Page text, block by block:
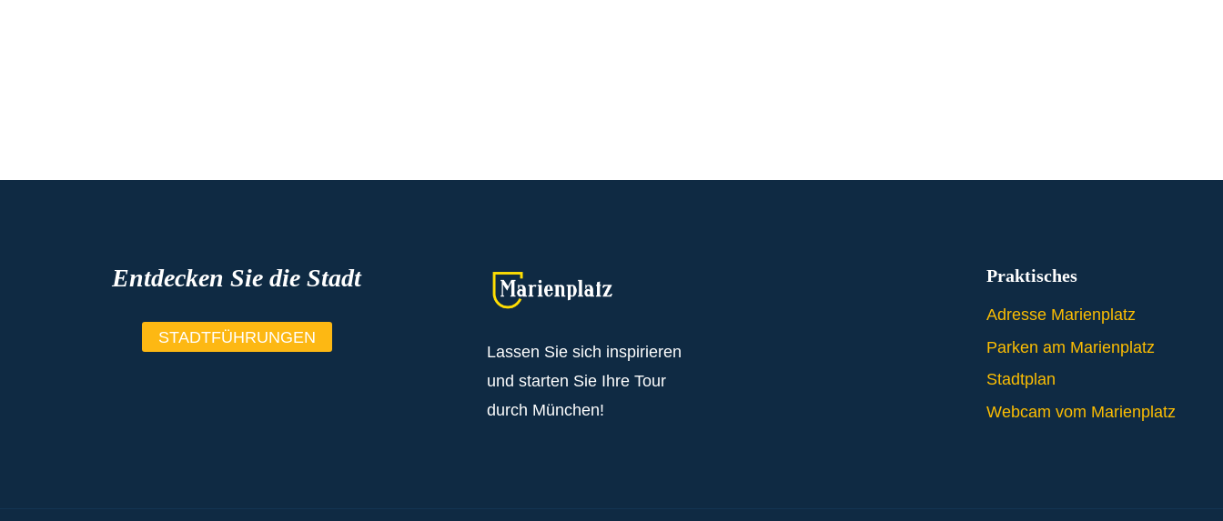
Entdecken Sie die Stadt
STADTFÜHRUNGEN
Lassen Sie sich inspirieren
und starten Sie Ihre Tour
durch München!
Praktisches
Adresse Marienplatz
Parken am Marienplatz
Stadtplan
Webcam vom Marienplatz